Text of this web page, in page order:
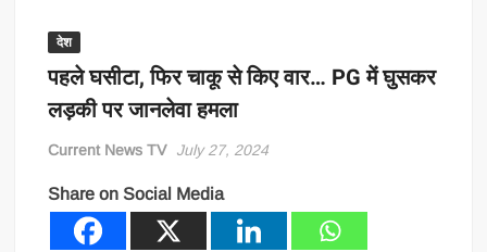
देश
पहले घसीटा, फिर चाकू से किए वार… PG में घुसकर
लड़की पर जानलेवा हमला
Current News TV July 27, 2024
Share on Social Media